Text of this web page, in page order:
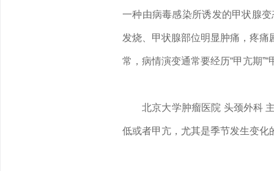
一种由病毒感染所诱发的甲状腺
发烧、甲状腺部位明显肿痛，疼
常，病情演变通常要经历“甲亢期”“
北京大学肿瘤医院 头颈外科
低或者甲亢，尤其是季节发生变